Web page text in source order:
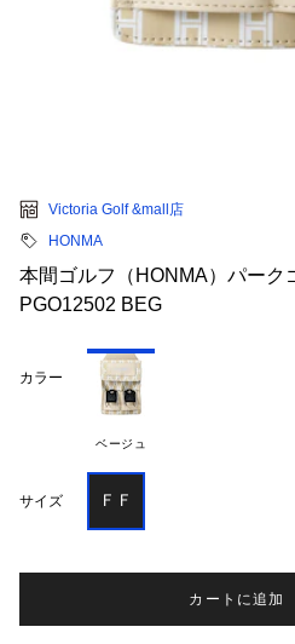
Victoria Golf &mall店
HONMA
本間ゴルフ（HONMA）パーク
PGO12502 BEG
カラー
ベージュ
サイズ ＦＦ
カートに追加